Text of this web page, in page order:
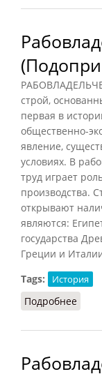
строй,
первая в
общественно-
явление,
условиях. В
труд играет
производства.
открывают
являются:
государства
Греции и
Tags:
История
Подробнее